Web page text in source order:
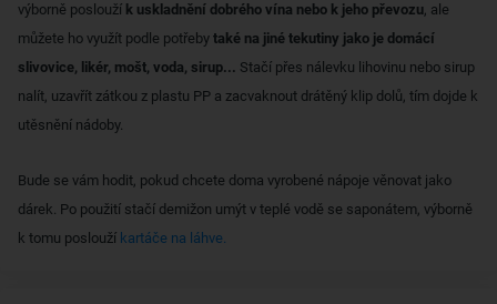
výborně poslouží k uskladnění dobrého vína nebo k jeho převozu, ale
můžete ho využít podle potřeby také na jiné tekutiny jako je domácí
slivovice, likér, mošt, voda, sirup... Stačí přes nálevku lihovinu nebo sirup
nalít, uzavřít zátkou z plastu PP a zacvaknout drátěný klip dolů, tím dojde k
utěsnění nádoby.
Bude se vám hodit, pokud chcete doma vyrobené nápoje věnovat jako
dárek. Po použití stačí demižon umýt v teplé vodě se saponátem, výborně
k tomu poslouží kartáče na láhve.